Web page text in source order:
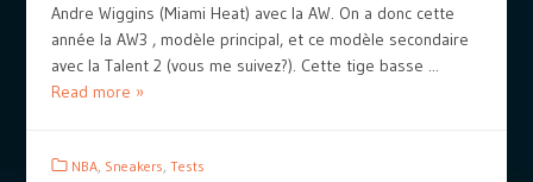
Andre Wiggins (Miami Heat) avec la AW. On a donc cette
année la AW3 , modèle principal, et ce modèle secondaire
avec la Talent 2 (vous me suivez?). Cette tige basse ...
Read more »
NBA, Sneakers Tests